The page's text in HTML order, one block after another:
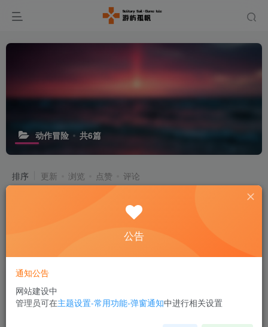
动作冒险 共6篇
排序 更新 浏览 点赞 评论
脑叶公司怪物管理模拟Lobotomy
Corporation v1.0.2.13c汉化版5.1G
付费资源 ￥5
付费资源 ￥5 # 森林
53
公告
通知公告
网站建设中
管理员可在主题设置-常用功能-弹窗通知中进行相关设置